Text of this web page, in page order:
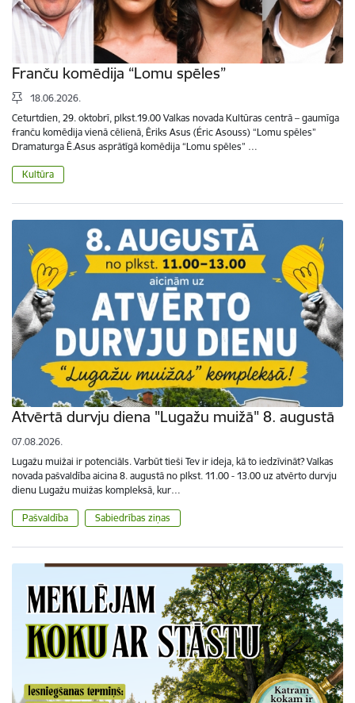
Franču komēdija “Lomu spēles”
18.06.2026.
Ceturtdien, 29. oktobrī, plkst.19.00 Valkas novada Kultūras centrā – gaumīga
franču komēdija vienā cēlienā, Ēriks Asus (Éric Asouss) “Lomu spēles”
Dramaturga Ē.Asus asprātīgā komēdija “Lomu spēles” …
Kultūra
Atvērtā durvju diena "Lugažu muižā" 8. augustā
07.08.2026.
Lugažu muižai ir potenciāls. Varbūt tieši Tev ir ideja, kā to iedzīvināt? Valkas
novada pašvaldība aicina 8. augustā no plkst. 11.00 - 13.00 uz atvērto durvju
dienu Lugažu muižas kompleksā, kur…
Pašvaldība Sabiedrības ziņas